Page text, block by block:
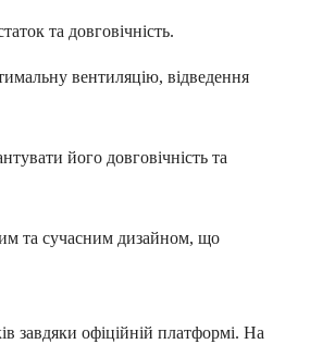
та довговічність.
вентиляцію, відведення
його довговічність та
та сучасним дизайном, що
завдяки офіційній платформі. На